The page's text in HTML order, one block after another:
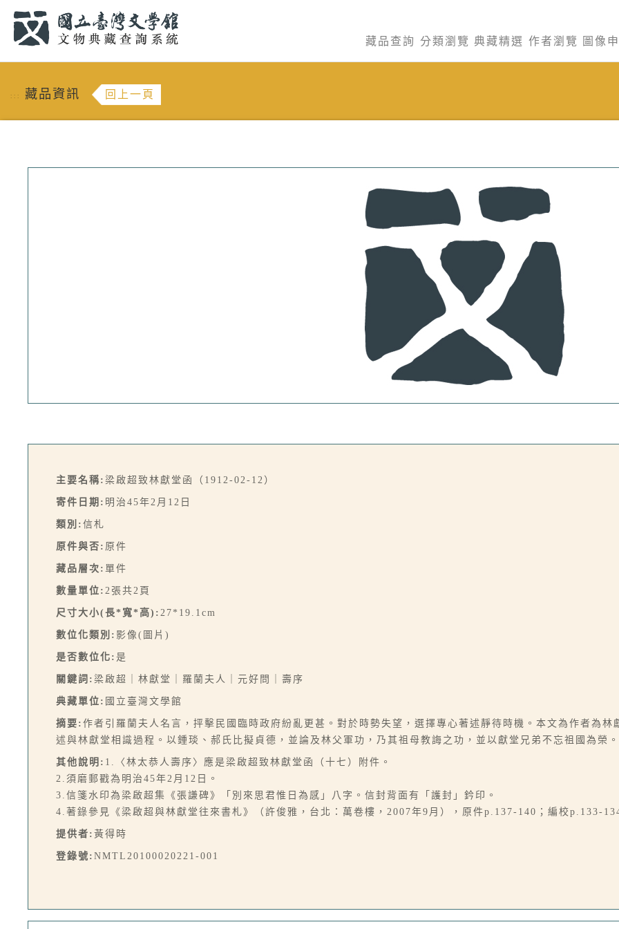
藏品查詢 分類瀏覽 典藏精選 作者瀏覽 圖像
::: 藏品資訊 回上一頁
主要名稱: 梁啟超致林獻堂函（1912-02-12）
寄件日期: 明治45年2月12日
類別: 信札
原件與否: 原件
藏品層次: 單件
數量單位: 2張共2頁
尺寸大小(長*寬*高): 27*19.1cm
數位化類別: 影像(圖片)
是否數位化: 是
關鍵詞: 梁啟超｜林獻堂｜羅蘭夫人｜元好問｜壽序
典藏單位: 國立臺灣文學館
摘要: 作者引羅蘭夫人名言，抨擊民國臨時政府紛亂更甚。對於時勢失望，選擇專心著述靜待時機。本文為作者為
述與林獻堂相識過程。以鍾琰、郝氏比擬貞德，並論及林父軍功，乃其祖母教誨之功，並以獻堂兄弟不忘祖國為榮
其他說明: 1.〈林太恭人壽序〉應是梁啟超致林獻堂函（十七）附件。
2.須磨郵戳為明治45年2月12日。
3.信箋水印為梁啟超集《張謙碑》「別來思君惟日為感」八字。信封背面有「護封」鈐印。
4.著錄參見《梁啟超與林獻堂往來書札》（許俊雅，台北：萬卷樓，2007年9月），原件p.137-140；編校p.133-
提供者: 黃得時
登錄號: NMTL20100020221-001